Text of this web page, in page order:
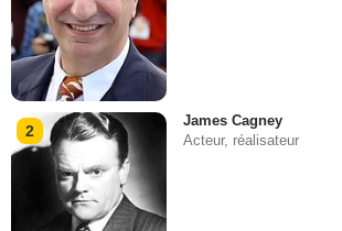
2
James Cagney
Acteur, réalisateur